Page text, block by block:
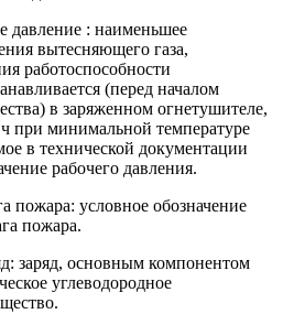
давление : наименьшее
вытесняющего газа,
работоспособности
(перед началом
в заряженном огнетушителе,
при минимальной температуре
в технической документации
рабочего давления.
пожара: условное обозначение
пожара.
заряд, основным компонентом
углеводородное